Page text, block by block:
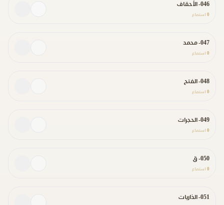
046- الأحقاف
0 استماع
047- محمد
0 استماع
048- الفتح
0 استماع
049- الحجرات
0 استماع
050- ق
0 استماع
051- الذاريات